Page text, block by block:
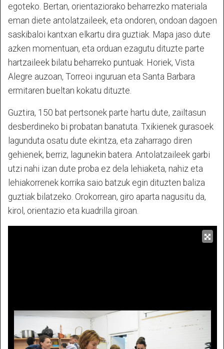
egoteko. Bertan, orientaziorako beharrezko materiala
eman diete antolatzaileek, eta ondoren, ondoan dagoen
saskibaloi kantxan elkartu dira guztiak. Mapa jaso dute
azken momentuan, eta orduan ezagutu dituzte parte
hartzaileek bilatu beharreko puntuak. Horiek, Vista
Alegre auzoan, Torreoi inguruan eta Santa Barbara
ermitaren bueltan kokatu dituzte.
Guztira, 150 bat pertsonek parte hartu dute, zailtasun
desberdineko bi probatan banatuta. Txikienek gurasoek
lagunduta osatu dute ekintza, eta zaharrago diren
gehienek, berriz, lagunekin batera. Antolatzaileek garbi
utzi nahi izan dute proba ez dela lehiaketa, nahiz eta
lehiakorrenek korrika saio batzuk egin dituzten baliza
guztiak bilatzeko. Orokorrean, giro aparta nagusitu da,
kirol, orientazio eta kuadrilla giroan.